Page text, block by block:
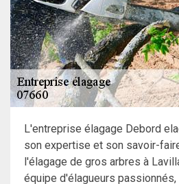
L'entreprise élagage Debord
son expertise et son savoir-
l'élagage de gros arbres à
équipe d'élagueurs